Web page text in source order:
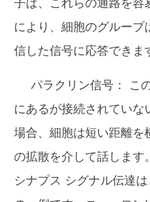
子は、これらの通路を容
により、細胞のグループ
信した信号に応答できま
パラクリン信号：
こ
にあるが接続されてい
場合、細胞は短い距離を
の拡散を介して話しま
シナプス シグナル伝達